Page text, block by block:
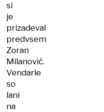
si
je
prizadeval
predvsem
Zoran
Milanović.
Vendarle
so
lani
na